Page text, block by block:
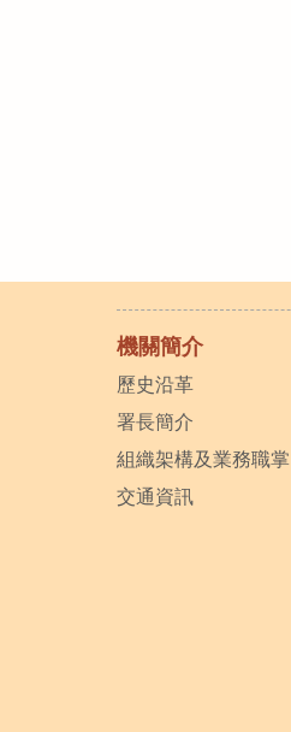
機關簡介
歷史沿革
署長簡介
組織架構及業務職掌
交通資訊